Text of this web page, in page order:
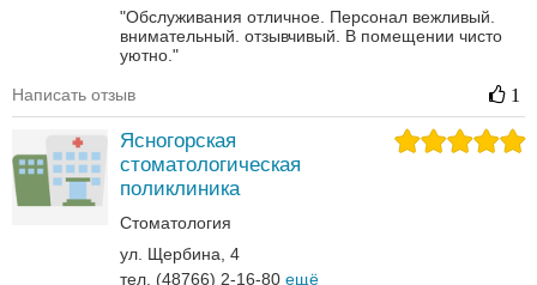
"Обслуживания отличное. Персонал вежливый.
внимательный. отзывчивый. В помещении чисто
уютно."
Написать отзыв 1
Ясногорская
стоматологическая
поликлиника
Стоматология
ул. Щербина, 4
тел. (48766) 2-16-80 ещё